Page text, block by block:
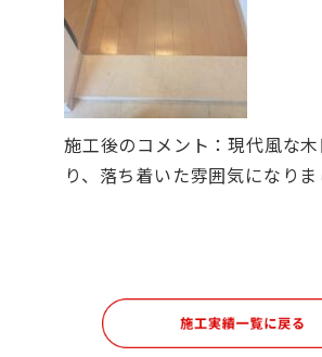
施工後のコメント：現代風な
り、落ち着いた雰囲気になりま